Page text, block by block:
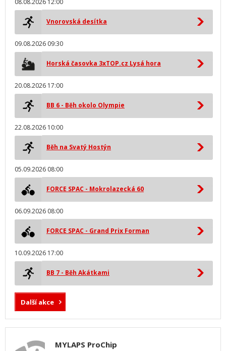
08.08.2026 12:00
Vnorovská desítka
09.08.2026 09:30
Horská časovka 3xTOP.cz Lysá hora
20.08.2026 17:00
BB 6 - Běh okolo Olympie
22.08.2026 10:00
Běh na Svatý Hostýn
05.09.2026 08:00
FORCE SPAC - Mokrolazecká 60
06.09.2026 08:00
FORCE SPAC - Grand Prix Forman
10.09.2026 17:00
BB 7 - Běh Akátkami
Další akce
MYLAPS ProChip